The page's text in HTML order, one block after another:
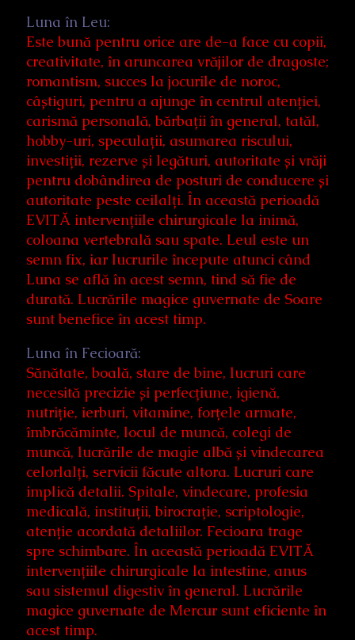
Luna în Leu:
Este bună pentru orice are de-a face cu copii,
creativitate, în aruncarea vrăjilor de dragoste;
romantism, succes la jocurile de noroc,
câștiguri, pentru a ajunge în centrul atenției,
carismă personală, bărbații în general, tatăl,
hobby-uri, speculații, asumarea riscului,
investiții, rezerve și legături, autoritate și vrăji
pentru dobândirea de posturi de conducere și
autoritate peste ceilalți. În această perioadă
EVITĂ intervențiile chirurgicale la inimă,
coloana vertebrală sau spate. Leul este un
semn fix, iar lucrurile începute atunci când
Luna se află în acest semn, tind să fie de
durată. Lucrările magice guvernate de Soare
sunt benefice în acest timp.
Luna în Fecioară:
Sănătate, boală, stare de bine, lucruri care
necesită precizie și perfecțiune, igienă,
nutriție, ierburi, vitamine, forțele armate,
îmbrăcăminte, locul de muncă, colegi de
muncă, lucrările de magie albă și vindecarea
celorlalți, servicii făcute altora. Lucruri care
implică detalii. Spitale, vindecare, profesia
medicală, instituții, birocrație, scriptologie,
atenție acordată detaliilor. Fecioara trage
spre schimbare. În această perioadă EVITĂ
intervențiile chirurgicale la intestine, anus
sau sistemul digestiv în general. Lucrările
magice guvernate de Mercur sunt eficiente în
acest timp.